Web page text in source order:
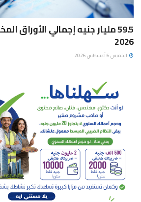
59.5 مليار جنيه إجمالي الأوراق
2026
الخميس 6 أغسطس 2026